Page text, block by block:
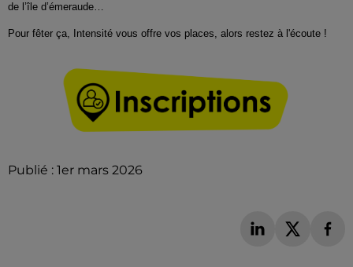
de l’île d’émeraude…
Pour fêter ça, Intensité vous offre vos places, alors restez à l'écoute !
Publié : 1er mars 2026